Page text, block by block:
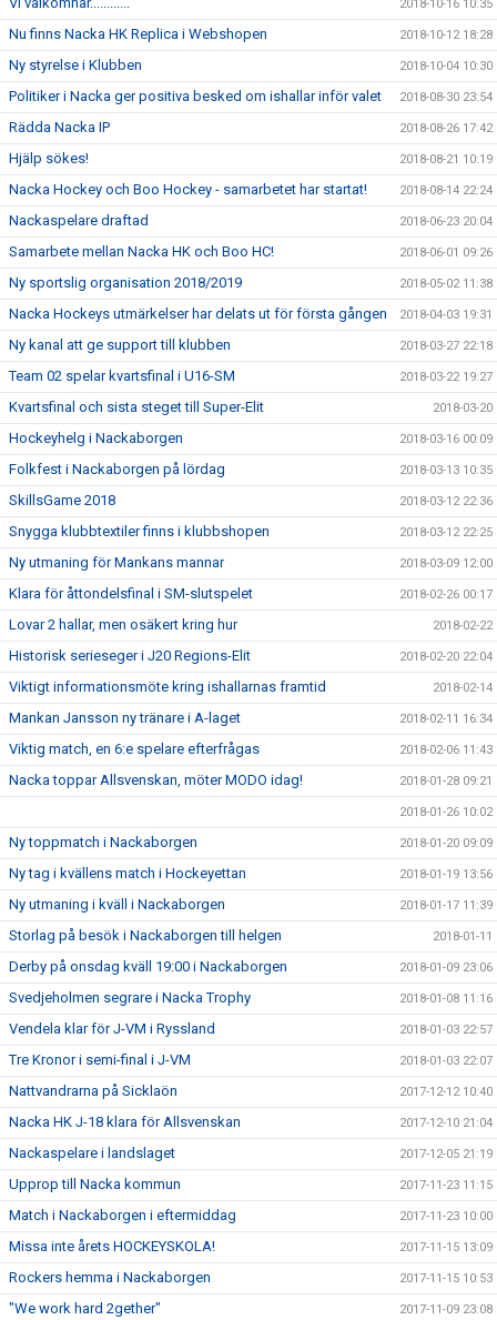
2018-10-16 10:35
Nu finns Nacka HK Replica i Webshopen 2018-10-12 18:28
Ny styrelse i Klubben 2018-10-04 10:30
Politiker i Nacka ger positiva besked om ishallar inför valet 2018-08-30 23:54
Rädda Nacka IP 2018-08-26 17:42
Hjälp sökes! 2018-08-21 10:19
Nacka Hockey och Boo Hockey - samarbetet har startat! 2018-08-14 22:24
Nackaspelare draftad 2018-06-23 20:04
Samarbete mellan Nacka HK och Boo HC! 2018-06-01 09:26
Ny sportslig organisation 2018/2019 2018-05-02 11:38
Nacka Hockeys utmärkelser har delats ut för första gången 2018-04-03 19:31
Ny kanal att ge support till klubben 2018-03-27 22:18
Team 02 spelar kvartsfinal i U16-SM 2018-03-22 19:27
Kvartsfinal och sista steget till Super-Elit 2018-03-20
Hockeyhelg i Nackaborgen 2018-03-16 00:09
Folkfest i Nackaborgen på lördag 2018-03-13 10:35
SkillsGame 2018 2018-03-12 22:36
Snygga klubbtextiler finns i klubbshopen 2018-03-12 22:25
Ny utmaning för Mankans mannar 2018-03-09 12:00
Klara för åttondelsfinal i SM-slutspelet 2018-02-26 00:17
Lovar 2 hallar, men osäkert kring hur 2018-02-22
Historisk serieseger i J20 Regions-Elit 2018-02-20 22:04
Viktigt informationsmöte kring ishallarnas framtid 2018-02-14
Mankan Jansson ny tränare i A-laget 2018-02-11 16:34
Viktig match, en 6:e spelare efterfrågas 2018-02-06 11:43
Nacka toppar Allsvenskan, möter MODO idag! 2018-01-28 09:21
2018-01-26 10:02
Ny toppmatch i Nackaborgen 2018-01-20 09:09
Ny tag i kvällens match i Hockeyettan 2018-01-19 13:56
Ny utmaning i kväll i Nackaborgen 2018-01-17 11:39
Storlag på besök i Nackaborgen till helgen 2018-01-11
Derby på onsdag kväll 19:00 i Nackaborgen 2018-01-09 23:06
Svedjeholmen segrare i Nacka Trophy 2018-01-08 11:16
Vendela klar för J-VM i Ryssland 2018-01-03 22:57
Tre Kronor i semi-final i J-VM 2018-01-03 22:07
Nattvandrarna på Sicklaön 2017-12-12 10:40
Nacka HK J-18 klara för Allsvenskan 2017-12-10 21:04
Nackaspelare i landslaget 2017-12-05 21:19
Upprop till Nacka kommun 2017-11-23 11:15
Match i Nackaborgen i eftermiddag 2017-11-23 10:00
Missa inte årets HOCKEYSKOLA! 2017-11-15 13:09
Rockers hemma i Nackaborgen 2017-11-15 10:53
"We work hard 2gether" 2017-11-09 23:08